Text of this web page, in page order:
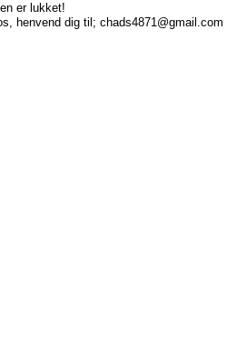
er lukket!
henvend dig til; chads4871@gmail.com